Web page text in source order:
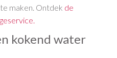
maken. Ontdek de
kokend water